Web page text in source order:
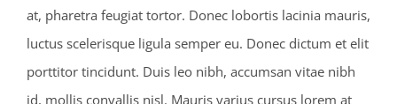
at, pharetra feugiat tortor. Donec lobortis lacinia mauris,
luctus scelerisque ligula semper eu. Donec dictum et elit
porttitor tincidunt. Duis leo nibh, accumsan vitae nibh
id, mollis convallis nisl. Mauris varius cursus lorem at